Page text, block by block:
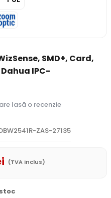
SMD+, Card,
IPC-
lasă o recenzie
ZAS-27135
(TVA inclus)